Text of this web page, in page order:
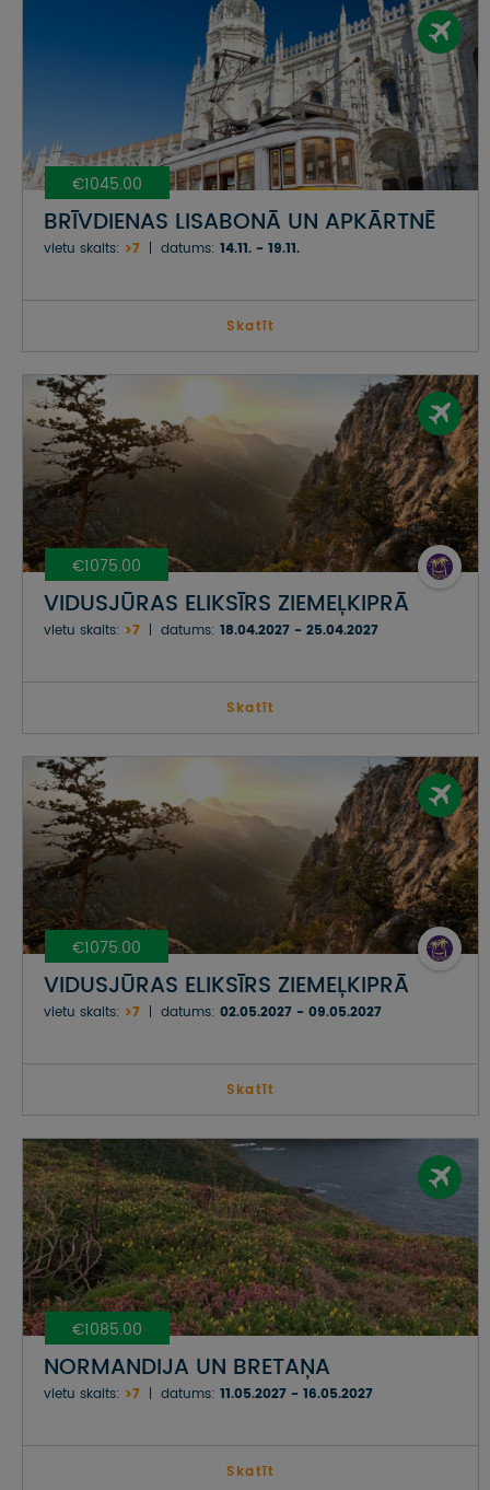
€1045.00
BRĪVDIENAS LISABONĀ UN APKĀRTNĒ
vietu skaits: >7 datums: 14.11. - 19.11.
Skatīt
€1075.00
VIDUSJŪRAS ELIKSĪRS ZIEMEĻKIPRĀ
vietu skaits: >7 datums: 18.04.2027 - 25.04.2027
Skatīt
€1075.00
VIDUSJŪRAS ELIKSĪRS ZIEMEĻKIPRĀ
vietu skaits: >7 datums: 02.05.2027 - 09.05.2027
Skatīt
€1085.00
NORMANDIJA UN BRETAŅA
vietu skaits: >7 datums: 11.05.2027 - 16.05.2027
Skatīt